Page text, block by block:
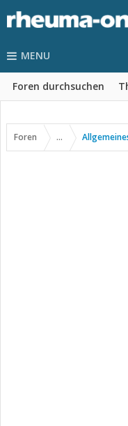
MENU
Foren durchsuchen
Foren ...